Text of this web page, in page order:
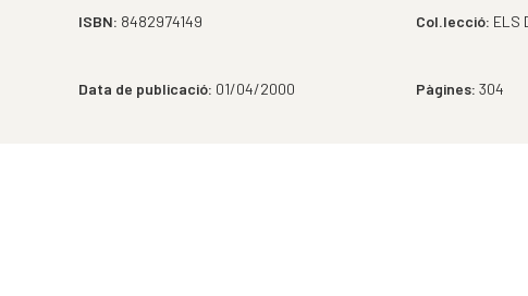
ISBN: 8482974149
Data de publicació: 01/04/2000
Col.lecció: ELS
Pàgines: 304